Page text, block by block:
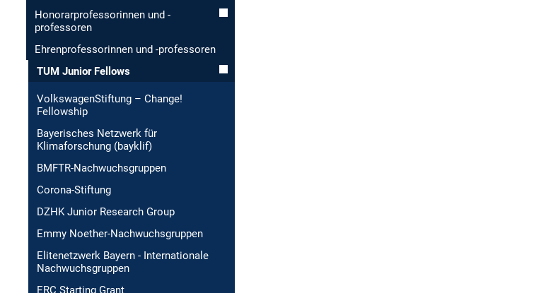
Honorar­professorinnen und -
professoren
Ehren­professorinnen und -professoren
TUM Junior Fellows
VolkswagenStiftung – Change!
Fellowship
Bayerisches Netzwerk für
Klimaforschung (bayklif)
BMFTR-Nachwuchsgruppen
Corona-Stiftung
DZHK Junior Research Group
Emmy Noether-Nachwuchsgruppen
Elitenetzwerk Bayern - Internationale
Nachwuchsgruppen
ERC Starting Grant